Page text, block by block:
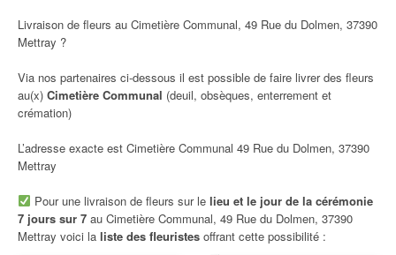
Livraison de fleurs au Cimetière Communal, 49 Rue du Dolmen, 37390
Mettray ?
Via nos partenaires ci-dessous il est possible de faire livrer des fleurs
au(x) Cimetière Communal (deuil, obsèques, enterrement et
crémation)
L’adresse exacte est Cimetière Communal 49 Rue du Dolmen, 37390
Mettray
Pour une livraison de fleurs sur le lieu et le jour de la cérémonie
7 jours sur 7 au Cimetière Communal, 49 Rue du Dolmen, 37390
Mettray voici la liste des fleuristes offrant cette possibilité :